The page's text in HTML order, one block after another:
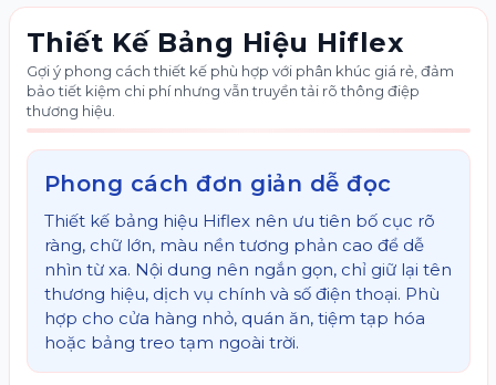
Thiết Kế Bảng Hiệu Hiflex
Gợi ý phong cách thiết kế phù hợp với phân khúc giá rẻ, đảm
bảo tiết kiệm chi phí nhưng vẫn truyền tải rõ thông điệp
thương hiệu.
Phong cách đơn giản dễ đọc
Thiết kế bảng hiệu Hiflex nên ưu tiên bố cục rõ
ràng, chữ lớn, màu nền tương phản cao để dễ
nhìn từ xa. Nội dung nên ngắn gọn, chỉ giữ lại tên
thương hiệu, dịch vụ chính và số điện thoại. Phù
hợp cho cửa hàng nhỏ, quán ăn, tiệm tạp hóa
hoặc bảng treo tạm ngoài trời.